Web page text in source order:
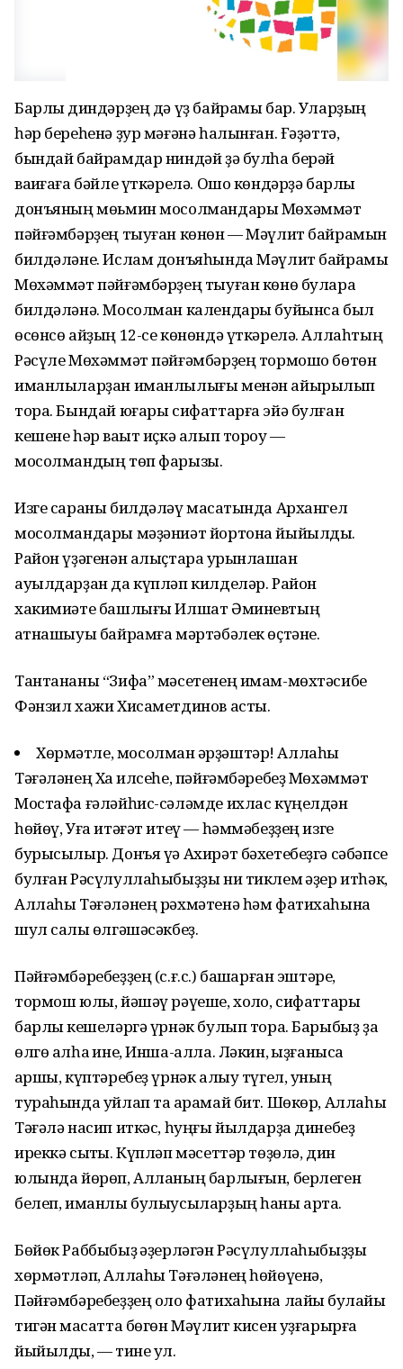
Барлыҡ диндәрҙең дә үҙ байрамы бар. Уларҙың
һәр береһенә ҙур мәғәнә һалынған. Ғәҙәттә,
бындай байрамдар ниндәй ҙә булһа берәй
ваҡиғаға бәйле үткәрелә. Ошо көндәрҙә барлыҡ
донъяның мөьмин мосолмандары Мөхәммәт
пәйғәмбәрҙең тыуған көнөн — Мәүлит байрамын
билдәләне. Ислам донъяһында Мәүлит байрамы
Мөхәммәт пәйғәмбәрҙең тыуған көнө булараҡ
билдәләнә. Мосолман календары буйынса был
өсөнсө айҙың 12-се көнөндә үткәрелә. Аллаһтың
Рәсүле Мөхәммәт пәйғәмбәрҙең тормошо бөтөн
иманлыларҙан иманлылығы менән айырылып
тора. Бындай юғары сифаттарға эйә булған
кешене һәр ваҡыт иҫкә алып тороу —
мосолмандың төп фарызы.
Изге сараны билдәләү маҡсатында Архангел
мосолмандары мәҙәниәт йортона йыйылды.
Район үҙәгенән алыҫтараҡ урынлашҡан
ауылдарҙан да күпләп килделәр. Район
хакимиәте башлығы Илшат Әминевтың
ҡатнашыуы байрамға мәртәбәлек өҫтәне.
Тантананы “Зифа” мәсетенең имам-мөхтәсибе
Фәнзил хажи Хисаметдинов асты.
Хөрмәтле, мосолман ҡәрҙәштәр! Аллаһы
Тәғәләнең Хаҡ илсеһе, пәйғәмбәребеҙ Мөхәммәт
Мостафа ғәләйһис-сәләмде ихлас күңелдән
һөйөү, Уға итәғәт итеү — һәммәбеҙҙең изге
бурысылыр. Донъя үә Ахирәт бәхетебеҙгә сәбәпсе
булған Рәсүлуллаһыбыҙҙы ни тиклем ҡәҙер итһәк,
Аллаһы Тәғәләнең рәхмәтенә һәм фатихаһына
шул саҡлы өлгәшәсәкбеҙ.
Пәйғәмбәребеҙҙең (с.ғ.с.) башҡарған эштәре,
тормош юлы, йәшәү рәүеше, холҡо, сифаттары
барлыҡ кешеләргә үрнәк булып тора. Барыбыҙ ҙа
өлгө алһаҡ ине, Инша-алла. Ләкин, ҡыҙғанысҡа
ҡаршы, күптәребеҙ үрнәк алыу түгел, уның
тураһында уйлап та ҡарамай бит. Шөкөр, Аллаһы
Тәғәлә насип иткәс, һуңғы йылдарҙа динебеҙ
иреккә сыҡты. Күпләп мәсеттәр төҙөлә, дин
юлында йөрөп, Алланың барлығын, берлеген
белеп, иманлы булыусыларҙың һаны арта.
Бөйөк Раббыбыҙ ҡәҙерләгән Рәсүлуллаһыбыҙҙы
хөрмәтләп, Аллаһы Тәғәләнең һөйөүенә,
Пәйғәмбәребеҙҙең оло фатихаһына лайыҡ булайыҡ
тигән маҡсатта бөгөн Мәүлит кисен уҙғарырға
йыйылдыҡ, — тине ул.